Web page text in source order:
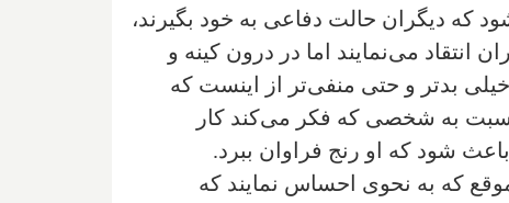
که دیگران حالت دفاعی به خود بگیرند،
انتقاد می‌نمایند اما در درون کینه و
خیلی بدتر و حتی منفی‌تر از اینست که
نسبت به شخصی که فکر می‌کند کار
شود که او رنج فراوان ببرد.
که به نحوی احساس نمایند که